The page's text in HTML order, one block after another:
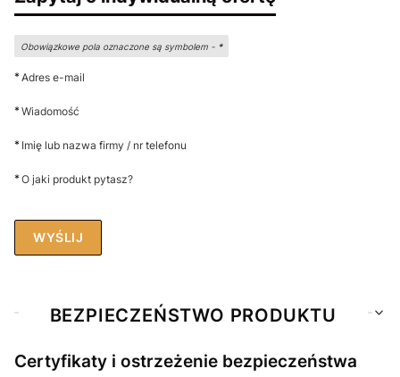
Obowiązkowe pola oznaczone są symbolem - *
*Adres e-mail
*Wiadomość
* Imię lub nazwa firmy / nr telefonu
*O jaki produkt pytasz?
WYŚLIJ
BEZPIECZEŃSTWO PRODUKTU
Certyfikaty i ostrzeżenie bezpieczeństwa